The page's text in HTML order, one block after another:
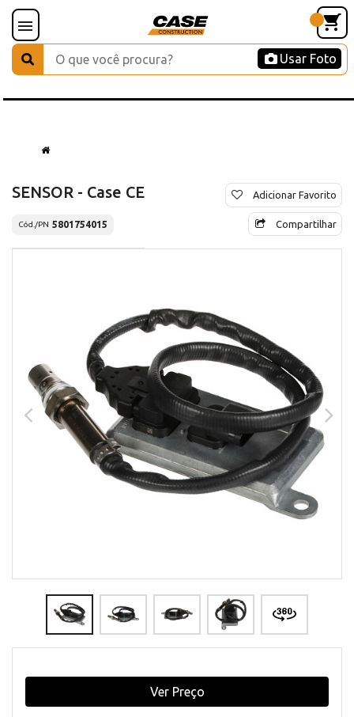
Usar Foto
SENSOR - Case CE
Cód./PN 5801754015
Adicionar Favorito
Compartilhar
Ver Preço